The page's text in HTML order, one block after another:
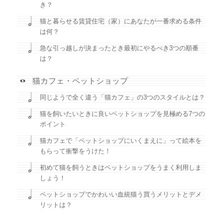
き？
猫と暮らせる賃貸住宅（家）にあなたが一番求める条件
は何？
急な引っ越しが決まったとき最初にやるべき3つの順番
は？
猫カフェ・ペットショップ
同じようで全く違う「猫カフェ」の3つのスタイルとは？
猫を飼いたいときに良いペットショップを見極める7つの
ポイント
猫カフェで「ペットショップにいくまえに」って絵本を
もらって衝撃をうけた！
初めて猫を飼うときはペットショップをうまく利用しま
しょう！
ペットショップでかわいい血統猫う買うメリットとデメ
リットは？